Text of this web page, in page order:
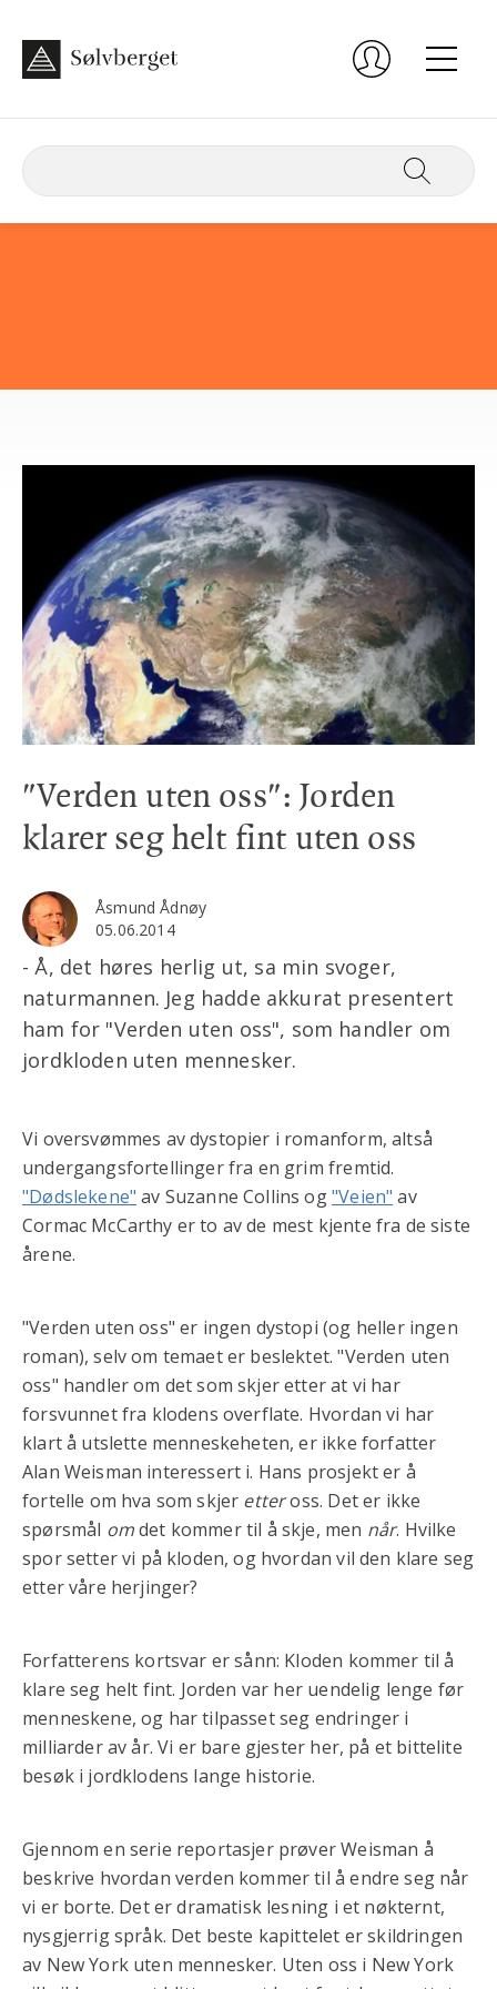
"Verden uten oss": Jorden
klarer seg helt fint uten oss
Åsmund Ådnøy
05.06.2014
- Å, det høres herlig ut, sa min svoger,
naturmannen. Jeg hadde akkurat presentert
ham for "Verden uten oss", som handler om
jordkloden uten mennesker.
Vi oversvømmes av dystopier i romanform, altså
undergangsfortellinger fra en grim fremtid.
"Dødslekene" av Suzanne Collins og"Veien" av
Cormac McCarthy er to av de mest kjente fra de siste
årene.
"Verden uten oss" er ingen dystopi (og heller ingen
roman), selv om temaet er beslektet. "Verden uten
oss" handler om det som skjer etter at vi har
forsvunnet fra klodens overflate. Hvordan vi har
klart å utslette menneskeheten, er ikke forfatter
Alan Weisman interessert i. Hans prosjekt er å
fortelle om hva som skjer etteross. Det er ikke
spørsmål omdet kommer til å skje, men når. Hvilke
spor setter vi på kloden, og hvordan vil den klare seg
etter våre herjinger?
Forfatterens kortsvar er sånn: Kloden kommer til å
klare seg helt fint. Jorden var her uendelig lenge før
menneskene, og har tilpasset seg endringer i
milliarder av år. Vi er bare gjester her, på et bittelite
besøk i jordklodens lange historie.
Gjennom en serie reportasjer prøver Weisman å
beskrive hvordan verden kommer til å endre seg når
vi er borte. Det er dramatisk lesning i et nøkternt,
nysgjerrig språk. Det beste kapittelet er skildringen
av New York uten mennesker. Uten oss i New York